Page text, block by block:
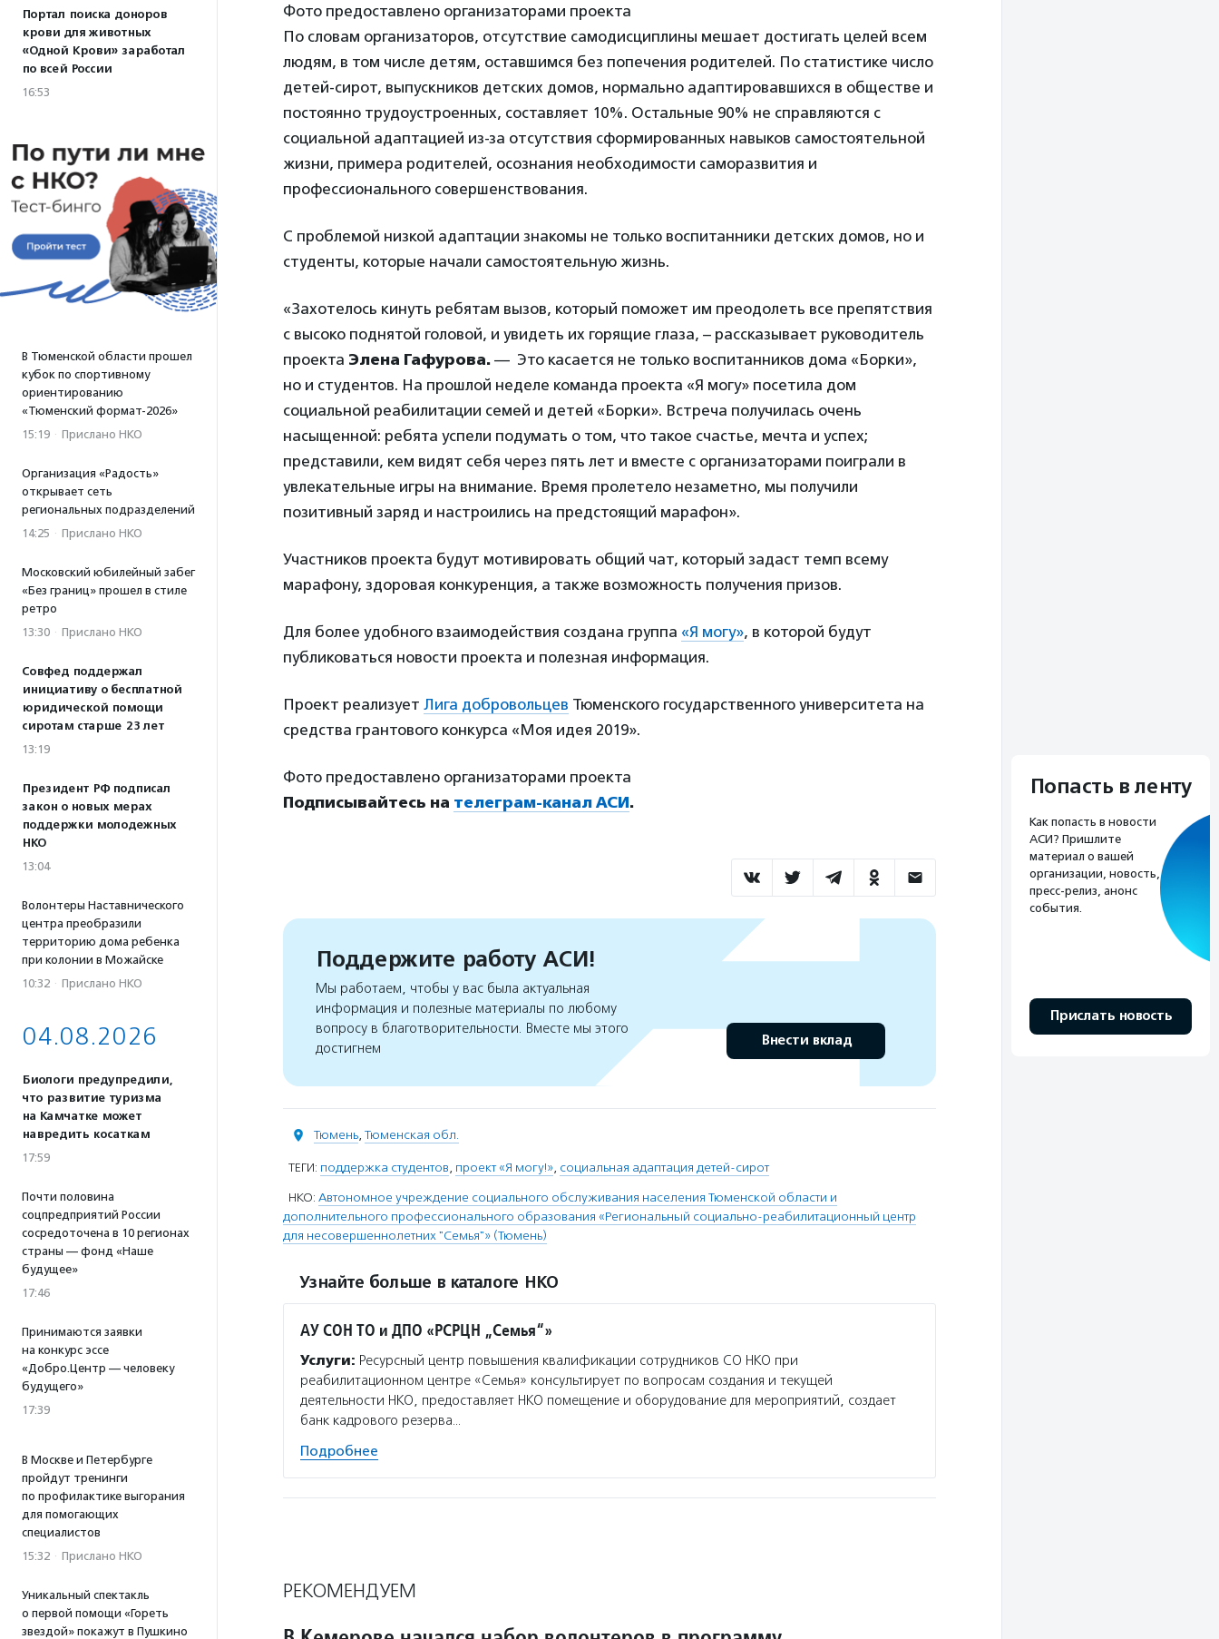
Портал поиска доноров
крови для животных
«Одной Крови» заработал
по всей России
16:53
В Тюменской области прошел
кубок по спортивному
ориентированию
«Тюменский формат-2026»
15:19 · Прислано НКО
Организация «Радость»
открывает сеть
региональных подразделений
14:25 · Прислано НКО
Московский юбилейный забег
«Без границ» прошел в стиле
ретро
13:30 · Прислано НКО
Совфед поддержал
инициативу о бесплатной
юридической помощи
сиротам старше 23 лет
13:19
Президент РФ подписал
закон о новых мерах
поддержки молодежных
НКО
13:04
Волонтеры Наставнического
центра преобразили
территорию дома ребенка
при колонии в Можайске
10:32 · Прислано НКО
04.08.2026
Биологи предупредили,
что развитие туризма
на Камчатке может
навредить косаткам
17:59
Почти половина
соцпредприятий России
сосредоточена в 10 регионах
страны — фонд «Наше
будущее»
17:46
Принимаются заявки
на конкурс эссе
«Добро.Центр — человеку
будущего»
17:39
В Москве и Петербурге
пройдут тренинги
по профилактике выгорания
для помогающих
специалистов
15:32 · Прислано НКО
Уникальный спектакль
о первой помощи «Гореть
звездой» покажут в Пушкино
Фото предоставлено организаторами проекта
По словам организаторов, отсутствие самодисциплины мешает достигать целей всем
людям, в том числе детям, оставшимся без попечения родителей. По статистике число
детей-сирот, выпускников детских домов, нормально адаптировавшихся в обществе и
постоянно трудоустроенных, составляет 10%. Остальные 90% не справляются с
социальной адаптацией из-за отсутствия сформированных навыков самостоятельной
жизни, примера родителей, осознания необходимости саморазвития и
профессионального совершенствования.
С проблемой низкой адаптации знакомы не только воспитанники детских домов, но и
студенты, которые начали самостоятельную жизнь.
«Захотелось кинуть ребятам вызов, который поможет им преодолеть все препятствия
с высоко поднятой головой, и увидеть их горящие глаза, – рассказывает руководитель
проекта Элена Гафурова. — Это касается не только воспитанников дома «Борки»,
но и студентов. На прошлой неделе команда проекта «Я могу» посетила дом
социальной реабилитации семей и детей «Борки». Встреча получилась очень
насыщенной: ребята успели подумать о том, что такое счастье, мечта и успех;
представили, кем видят себя через пять лет и вместе с организаторами поиграли в
увлекательные игры на внимание. Время пролетело незаметно, мы получили
позитивный заряд и настроились на предстоящий марафон».
Участников проекта будут мотивировать общий чат, который задаст темп всему
марафону, здоровая конкуренция, а также возможность получения призов.
Для более удобного взаимодействия создана группа «Я могу», в которой будут
публиковаться новости проекта и полезная информация.
Проект реализует Лига добровольцев Тюменского государственного университета на
средства грантового конкурса «Моя идея 2019».
Фото предоставлено организаторами проекта
Подписывайтесь на телеграм-канал АСИ.
Поддержите работу АСИ!
Мы работаем, чтобы у вас была актуальная
информация и полезные материалы по любому
вопросу в благотворительности. Вместе мы этого
достигнем
Внести вклад
Тюмень, Тюменская обл.
ТЕГИ: поддержка студентов, проект «Я могу!», социальная адаптация детей-сирот
НКО: Автономное учреждение социального обслуживания населения Тюменской области и
дополнительного профессионального образования «Региональный социально-реабилитационный центр
для несовершеннолетних "Семья"» (Тюмень)
Узнайте больше в каталоге НКО
АУ СОН ТО и ДПО «РСРЦН „Семья“»
Услуги: Ресурсный центр повышения квалификации сотрудников СО НКО при
реабилитационном центре «Семья» консультирует по вопросам создания и текущей
деятельности НКО, предоставляет НКО помещение и оборудование для мероприятий, создает
банк кадрового резерва…
Подробнее
РЕКОМЕНДУЕМ
Попасть в ленту
Как попасть в новости
АСИ? Пришлите
материал о вашей
организации, новость,
пресс-релиз, анонс
события.
Прислать новость